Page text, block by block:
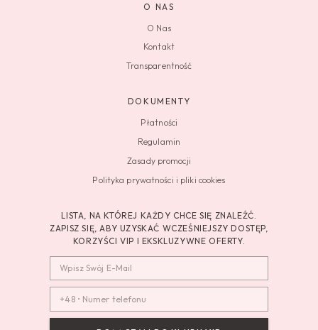
O NAS
O Nas
Kontakt
Transparentność
DOKUMENTY
Płatności
Regulamin
Zasady promocji
Polityka prywatności i pliki cookies
LISTA, NA KTÓREJ KAŻDY CHCE SIĘ ZNALEŹĆ.
ZAPISZ SIĘ, ABY UZYSKAĆ WCZEŚNIEJSZY DOSTĘP,
KORZYŚCI VIP I EKSKLUZYWNE OFERTY.